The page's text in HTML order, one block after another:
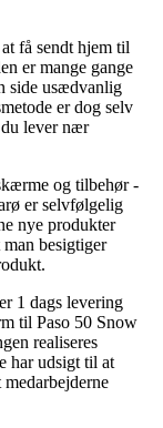
få sendt hjem til
er mange gange
side usædvanlig
er dog selv
du lever nær
og tilbehør -
er selvfølgelig
nye produkter
besigtiger
1 dags levering
til Paso 50 Snow
realiseres
har udsigt til at